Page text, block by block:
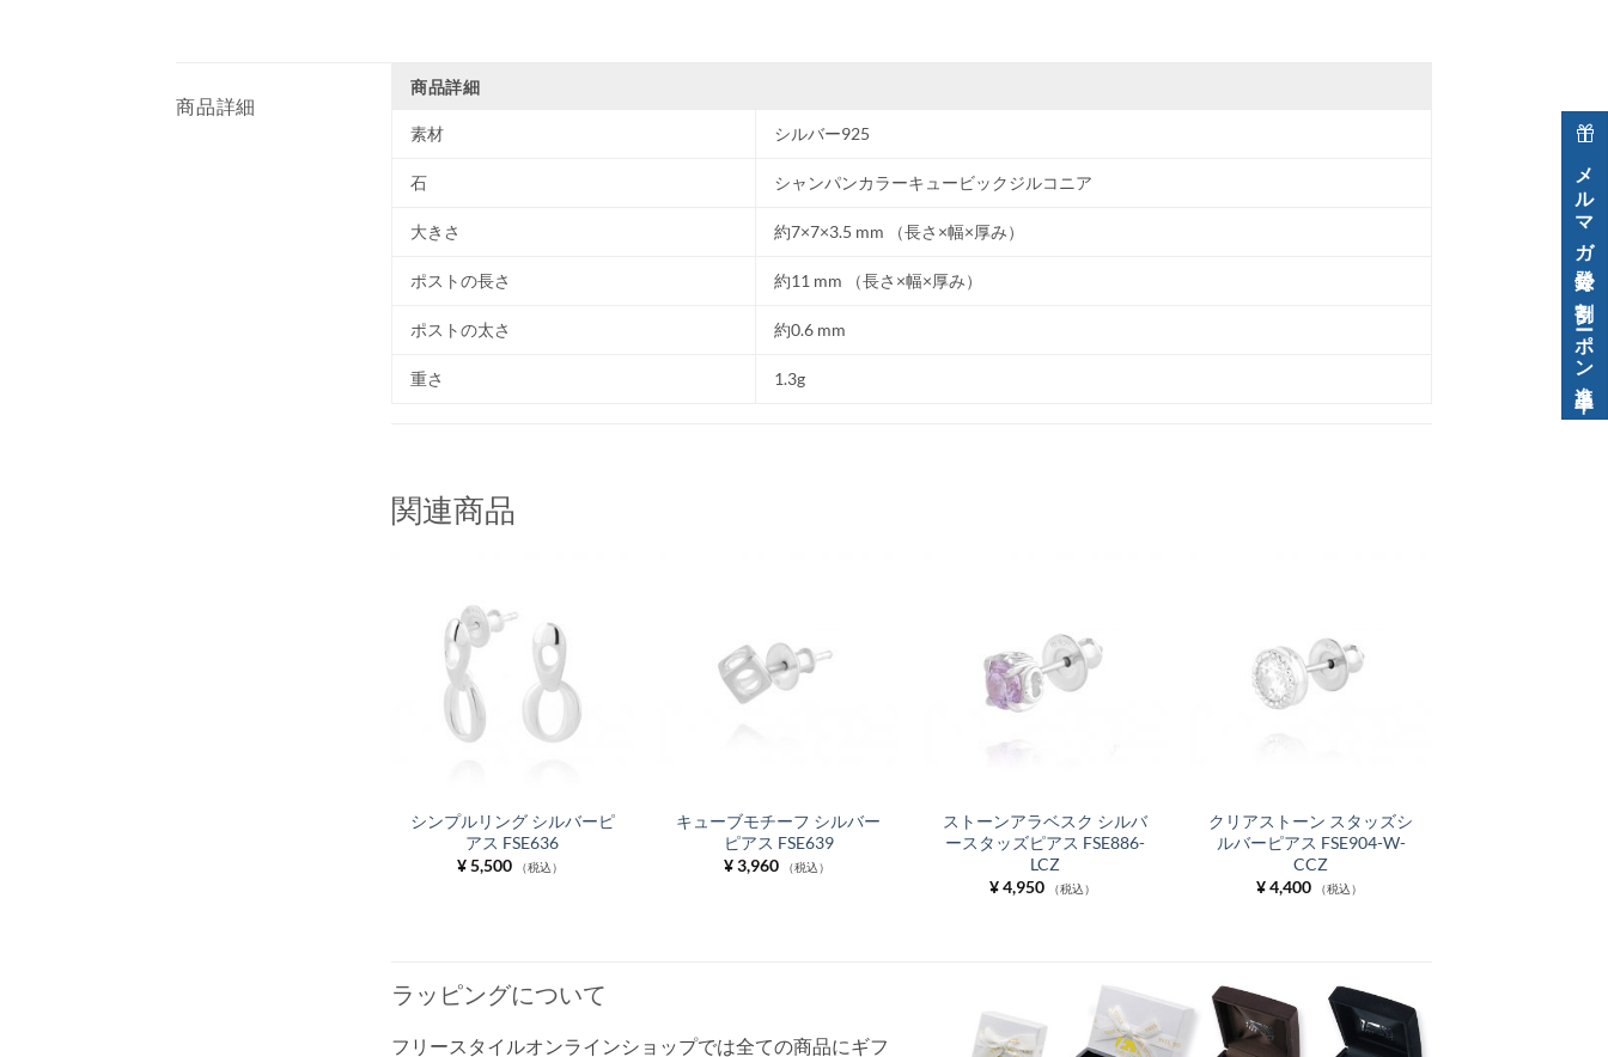
商品詳細
商品詳細
素材 シルバー925
石 シャンパンカラーキュービックジルコニア
大きさ 約7×7×3.5 mm （長さ×幅×厚み）
ポストの長さ 約11 mm （長さ×幅×厚み）
ポストの太さ 約0.6 mm
重さ 1.3g
関連商品
シンプルリング シルバーピ
アス FSE636
¥5,500 （税込）
キューブモチーフ シルバー
ピアス FSE639
¥3,960 （税込）
ストーンアラベスク シルバ
ースタッズピアス FSE886-
LCZ
¥4,950 （税込）
クリアストーン スタッズシ
ルバーピアス FSE904-W-
CCZ
¥4,400 （税込）
ラッピングについて
フリースタイルオンラインショップでは全ての商品にギフ
メルマガ登録で割引クーポン進呈中！